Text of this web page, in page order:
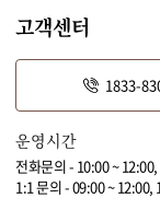
고객센터
1833-
운영시간
전화문의 - 10:00 ~
1:1 문의 - 09:00 ~ 12:00,